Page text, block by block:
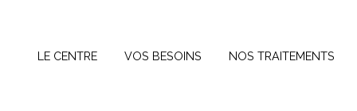
LE CENTRE VOS BESOINS NOS TRAITEMENTS